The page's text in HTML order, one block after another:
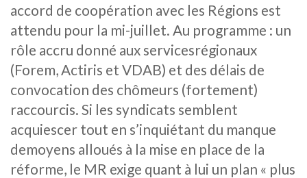
accord de coopération avec les Régions est
attendu pour la mi-juillet. Au programme : un
rôle accru donné aux servicesrégionaux
(Forem, Actiris et VDAB) et des délais de
convocation des chômeurs (fortement)
raccourcis. Si les syndicats semblent
acquiescer tout en s’inquiétant du manque
demoyens alloués à la mise en place de la
réforme, le MR exige quant à lui un plan « plus